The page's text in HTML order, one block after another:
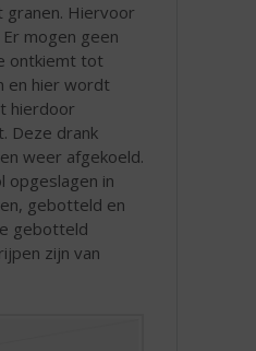
Hiervoor
mogen geen
ontkiemt tot
en hier wordt
hierdoor
Deze drank
weer afgekoeld.
opgeslagen in
gebotteld en
gebotteld
zijn van